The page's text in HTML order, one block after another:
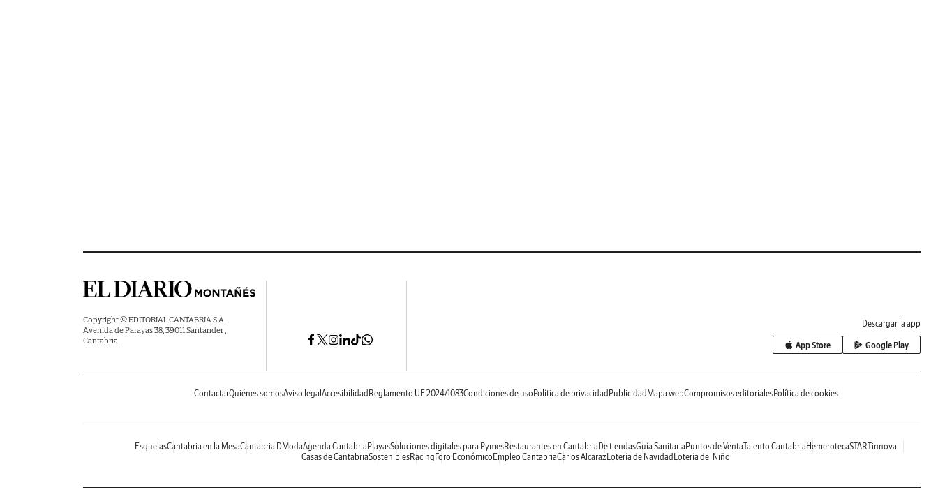
Copyright © EDITORIAL CANTABRIA S.A.
Avenida de Parayas 38, 39011 Santander ,
Cantabria
Descargar la app
App Store Google Play
ContactarQuiénes somosAviso legal Accesibilidad Reglamento UE 2024/1083Condiciones de uso Política de privacidad Publicidad Mapa webCompromisos editorialesPolítica de cookies
EsquelasCantabria en la MesaCantabria DModaAgenda Cantabria PlayasSoluciones digitales para PymesRestaurantes en Cantabria De tiendasGuía Sanitaria Puntos de VentaTalento Cantabria HemerotecaSTARTinnova
Casas de CantabriaSosteniblesRacing Foro Económico Empleo CantabriaCarlos AlcarazLotería de Navidad Lotería del Niño